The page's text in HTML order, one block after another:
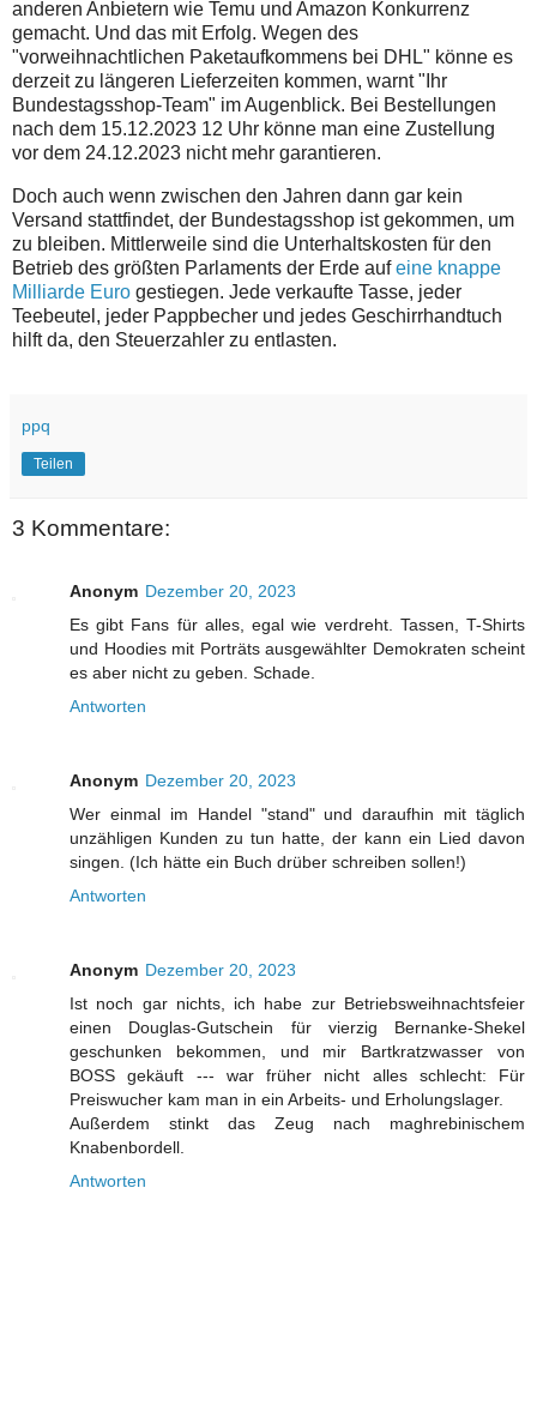
anderen Anbietern wie Temu und Amazon Konkurrenz
gemacht. Und das mit Erfolg. Wegen des
"vorweihnachtlichen Paketaufkommens bei DHL" könne es
derzeit zu längeren Lieferzeiten kommen, warnt "Ihr
Bundestagsshop-Team" im Augenblick. Bei Bestellungen
nach dem 15.12.2023 12 Uhr könne man eine Zustellung
vor dem 24.12.2023 nicht mehr garantieren.
Doch auch wenn zwischen den Jahren dann gar kein
Versand stattfindet, der Bundestagsshop ist gekommen, um
zu bleiben. Mittlerweile sind die Unterhaltskosten für den
Betrieb des größten Parlaments der Erde aufeine knappe
Milliarde Euro gestiegen. Jede verkaufte Tasse, jeder
Teebeutel, jeder Pappbecher und jedes Geschirrhandtuch
hilft da, den Steuerzahler zu entlasten.
ppq
Teilen
3 Kommentare:
Anonym Dezember 20, 2023
Es gibt Fans für alles, egal wie verdreht. Tassen, T-Shirts
und Hoodies mit Porträts ausgewählter Demokraten scheint
es aber nicht zu geben. Schade.
Antworten
Anonym Dezember 20, 2023
Wer einmal im Handel "stand" und daraufhin mit täglich
unzähligen Kunden zu tun hatte, der kann ein Lied davon
singen. (Ich hätte ein Buch drüber schreiben sollen!)
Antworten
Anonym Dezember 20, 2023
Ist noch gar nichts, ich habe zur Betriebsweihnachtsfeier
einen Douglas-Gutschein für vierzig Bernanke-Shekel
geschunken bekommen, und mir Bartkratzwasser von
BOSS gekäuft --- war früher nicht alles schlecht: Für
Preiswucher kam man in ein Arbeits- und Erholungslager.
Außerdem stinkt das Zeug nach maghrebinischem
Knabenbordell.
Antworten